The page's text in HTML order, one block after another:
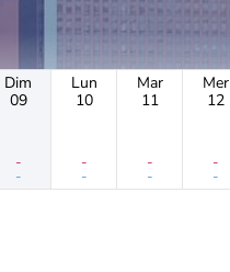
Dim
09
-
-
Lun
10
-
-
Mar
11
-
-
Mer
12
-
-